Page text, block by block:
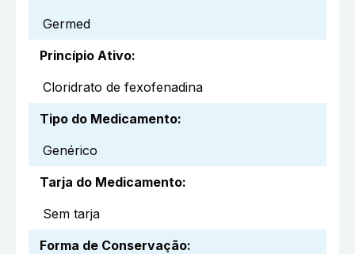
Germed
Princípio Ativo:
Cloridrato de fexofenadina
Tipo do Medicamento:
Genérico
Tarja do Medicamento:
Sem tarja
Forma de Conservação: